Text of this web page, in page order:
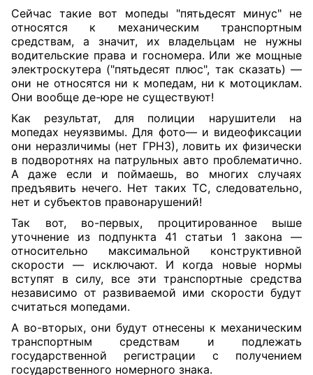
Сейчас такие вот мопеды "пятьдесят минус" не
относятся к механическим транспортным
средствам, а значит, их владельцам не нужны
водительские права и госномера. Или же мощные
электроскутера ("пятьдесят плюс", так сказать) —
они не относятся ни к мопедам, ни к мотоциклам.
Они вообще де-юре не существуют!
Как результат, для полиции нарушители на
мопедах неуязвимы. Для фото— и видеофиксации
они неразличимы (нет ГРНЗ), ловить их физически
в подворотнях на патрульных авто проблематично.
А даже если и поймаешь, во многих случаях
предъявить нечего. Нет таких ТС, следовательно,
нет и субъектов правонарушений!
Так вот, во-первых, процитированное выше
уточнение из подпункта 41 статьи 1 закона —
относительно максимальной конструктивной
скорости — исключают. И когда новые нормы
вступят в силу, все эти транспортные средства
независимо от развиваемой ими скорости будут
считаться мопедами.
А во-вторых, они будут отнесены к механическим
транспортным средствам и подлежать
государственной регистрации с получением
государственного номерного знака.